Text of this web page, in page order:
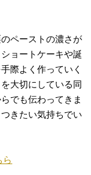
ペーストの濃さが
ョートケーキや誕
際よく作っていく
大切にしている同
でも伝わってきま
きたい気持ちでい
ら